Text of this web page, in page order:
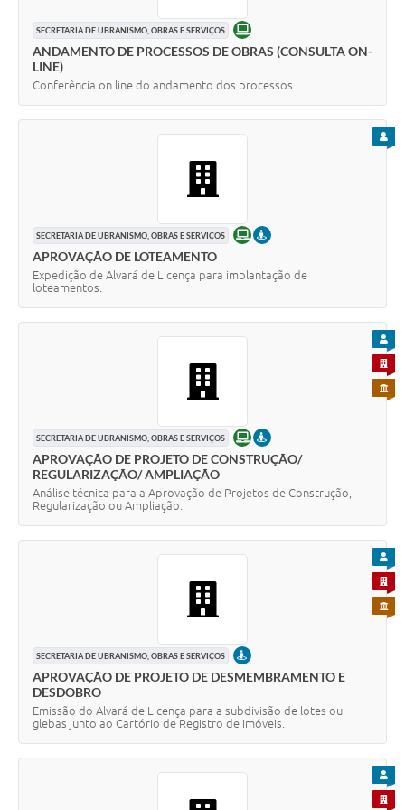
SECRETARIA DE UBRANISMO, OBRAS E SERVIÇOS ONLINE
ANDAMENTO DE PROCESSOS DE OBRAS (CONSULTA ON-
LINE)
Conferência on line do andamento dos processos.
SECRETARIA DE UBRANISMO, OBRAS E SERVIÇOS ONLINEPRESENCIAL
APROVAÇÃO DE LOTEAMENTO
Expedição de Alvará de Licença para implantação de
loteamentos.
SECRETARIA DE UBRANISMO, OBRAS E SERVIÇOS ONLINEPRESENCIAL
APROVAÇÃO DE PROJETO DE CONSTRUÇÃO/
REGULARIZAÇÃO/ AMPLIAÇÃO
Análise técnica para a Aprovação de Projetos de Construção,
Regularização ou Ampliação.
PARA
PARA
SECRETARIA DE UBRANISMO, OBRAS E SERVIÇOS PRESENCIAL
APROVAÇÃO DE PROJETO DE DESMEMBRAMENTO E
DESDOBRO
Emissão do Alvará de Licença para a subdivisão de lotes ou
glebas junto ao Cartório de Registro de Imóveis.
PARA
PARA
PARA